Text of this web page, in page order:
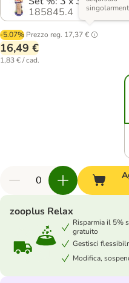
185845.4
-5.07% Prezzo reg. 17,37 €
16,49 €
1,83 € / cad.
zooplus Relax
Risparmia il 5%
gratuito
Gestisci
Modifica,